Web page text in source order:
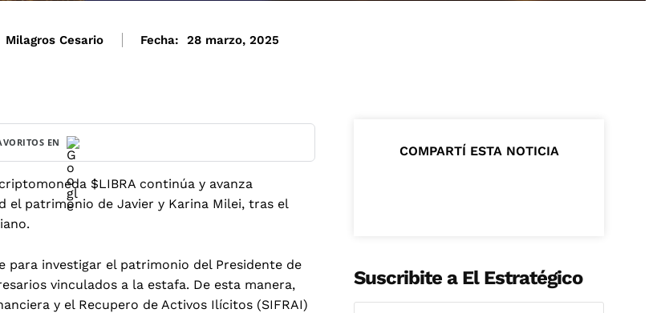
Milagros Cesario Fecha: 28 marzo, 2025
EN
$LIBRA continúa y avanza
patrimonio de Javier y Karina Milei, tras el
para investigar el patrimonio del Presidente de
vinculados a la estafa. De esta manera,
y el Recupero de Activos Ilícitos (SIFRAI)
COMPARTÍ ESTA NOTICIA
Suscribite a El Estratégico